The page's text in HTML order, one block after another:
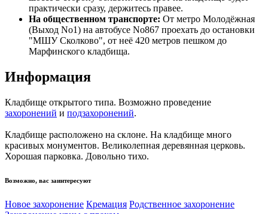
практически сразу, держитесь правее.
На общественном транспорте: От метро Молодёжная
(Выход No1) на автобусе No867 проехать до остановки
"МШУ Сколково", от неё 420 метров пешком до
Марфинского кладбища.
Информация
Кладбище открытого типа. Возможно проведение
захоронений и подзахоронений.
Кладбище расположено на склоне. На кладбище много
красивых монументов. Великолепная деревянная церковь.
Хорошая парковка. Довольно тихо.
Возможно, вас заинтересуют
Новое захоронение Кремация Родственное захоронение